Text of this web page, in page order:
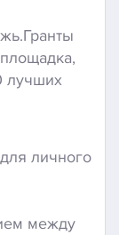
лучших
личного
между